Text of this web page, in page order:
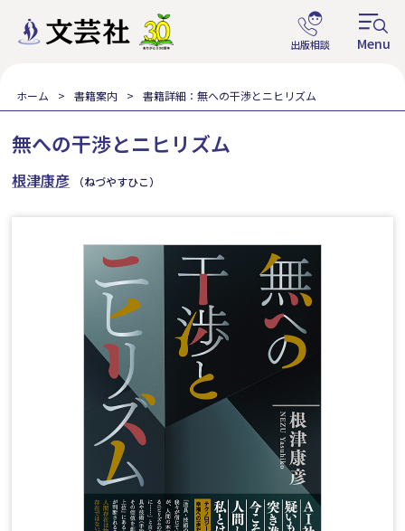
ホーム 書籍案内 書籍詳細：無への干渉とニヒリズム
無への干渉とニヒリズム
根津康彦 （ねづやすひこ）